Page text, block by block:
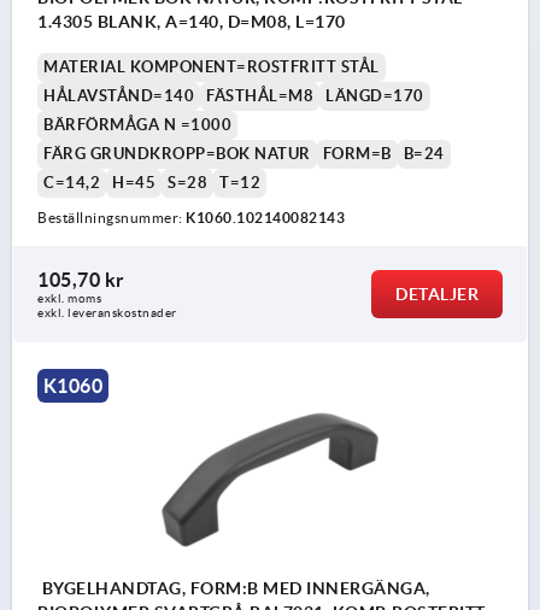
1.4305 BLANK, A=140, D=M08, L=170
MATERIAL KOMPONENT=ROSTFRITT STÅL
HÅLAVSTÅND=140
FÄSTHÅL=M8
LÄNGD=170
BÄRFÖRMÅGA N =1000
FÄRG GRUNDKROPP=BOK NATUR
FORM=B
B=24
C=14,2
H=45 S=28 T=12
Beställningsnummer: K1060.102140082143
105,70 kr
exkl. moms
exkl. leveranskostnader
DETALJER
K1060
BYGELHANDTAG, FORM:B MED INNERGÄNGA,